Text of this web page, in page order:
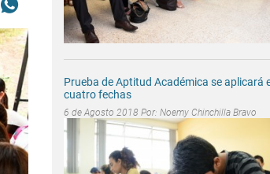
Prueba de Aptitud Académica se aplicará
cuatro fechas
6 de Agosto 2018 Por: Noemy Chinchilla Bravo